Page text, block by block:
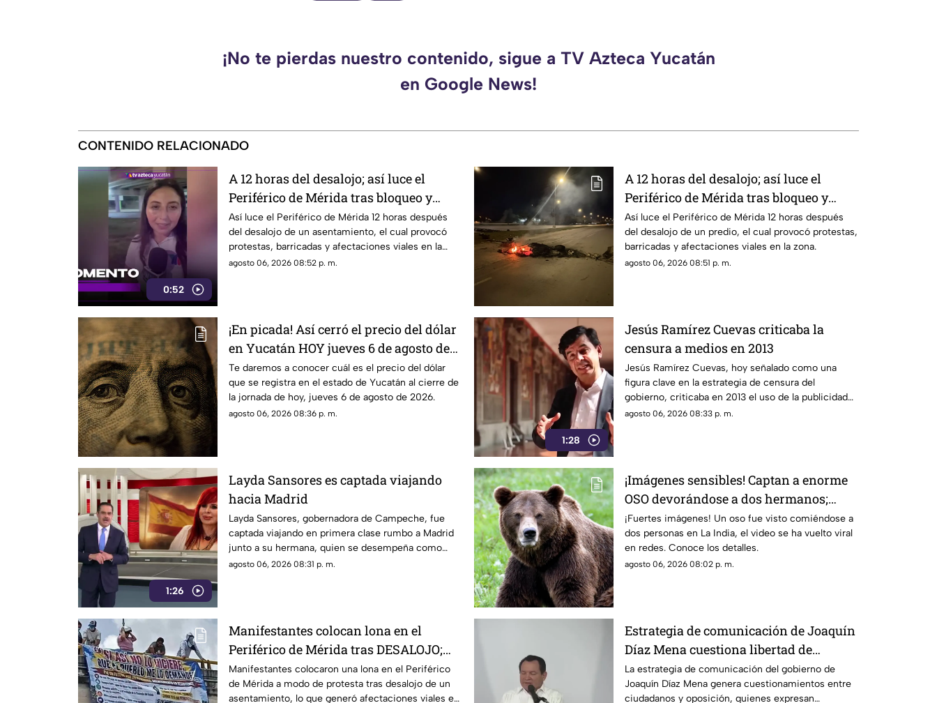
¡No te pierdas nuestro contenido, sigue a TV Azteca Yucatán
en Google News!
CONTENIDO RELACIONADO
0:52
A 12 horas del desalojo; así luce el
Periférico de Mérida tras bloqueo y
protestas de manifestantes
Así luce el Periférico de Mérida 12 horas después
del desalojo de un asentamiento, el cual provocó
protestas, barricadas y afectaciones viales en la
zona.
agosto 06, 2026 08:52 p. m.
A 12 horas del desalojo; así luce el
Periférico de Mérida tras bloqueo y
protestas de manifestantes
Así luce el Periférico de Mérida 12 horas después
del desalojo de un predio, el cual provocó protestas,
barricadas y afectaciones viales en la zona.
agosto 06, 2026 08:51 p. m.
¡En picada! Así cerró el precio del dólar
en Yucatán HOY jueves 6 de agosto de
2026
Te daremos a conocer cuál es el precio del dólar
que se registra en el estado de Yucatán al cierre de
la jornada de hoy, jueves 6 de agosto de 2026.
agosto 06, 2026 08:36 p. m.
1:28
Jesús Ramírez Cuevas criticaba la
censura a medios en 2013
Jesús Ramírez Cuevas, hoy señalado como una
figura clave en la estrategia de censura del
gobierno, criticaba en 2013 el uso de la publicidad
oficial para censurar a los medios de comunicación.
agosto 06, 2026 08:33 p. m.
1:26
Layda Sansores es captada viajando
hacia Madrid
Layda Sansores, gobernadora de Campeche, fue
captada viajando en primera clase rumbo a Madrid
junto a su hermana, quien se desempeña como
directora del DIF estatal.
agosto 06, 2026 08:31 p. m.
¡Imágenes sensibles! Captan a enorme
OSO devorándose a dos hermanos;
filtran VIDEO
¡Fuertes imágenes! Un oso fue visto comiéndose a
dos personas en La India, el video se ha vuelto viral
en redes. Conoce los detalles.
agosto 06, 2026 08:02 p. m.
Manifestantes colocan lona en el
Periférico de Mérida tras DESALOJO;
furiosos contra Huacho
Manifestantes colocaron una lona en el Periférico
de Mérida a modo de protesta tras desalojo de un
asentamiento, lo que generó afectaciones viales en
Estrategia de comunicación de Joaquín
Díaz Mena cuestiona libertad de
expresión en Yucatán
La estrategia de comunicación del gobierno de
Joaquín Díaz Mena genera cuestionamientos entre
ciudadanos y oposición, quienes expresan